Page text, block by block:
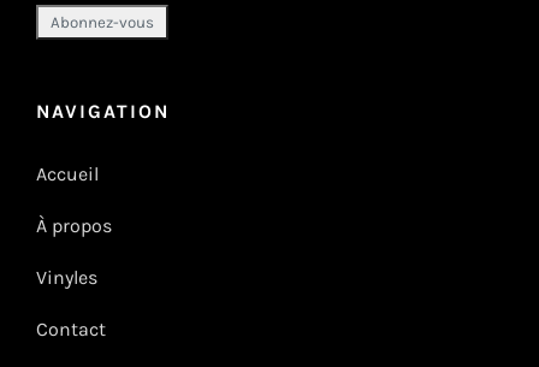
NAVIGATION
Accueil
À propos
Vinyles
Contact